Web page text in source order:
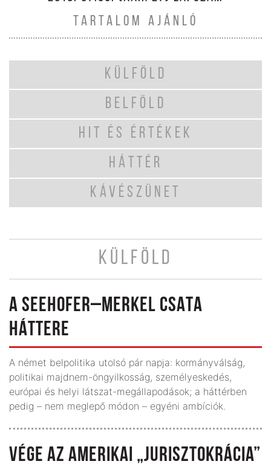
TARTALOM AJÁNLÓ
KÜLFÖLD
BELFÖLD
HIT ÉS ÉRTÉKEK
HÁTTÉR
KÁVÉSZÜNET
KÜLFÖLD
A SEEHOFER–MERKEL CSATA
HÁTTERE
A német belpolitika utolsó pár napja: kormányválság,
politikai majdnem-öngyilkosság, személyeskedés,
európai és helyi látszat-megállapodások; a háttérben
pedig – nem meglepő módon – egyéni ambíciók.
VÉGE AZ AMERIKAI „JURISZTOKRÁCIA”